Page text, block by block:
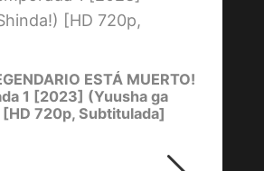
ESTÁ MUERTO!
1 [2023] (Yuusha ga
720p, Subtitulada]